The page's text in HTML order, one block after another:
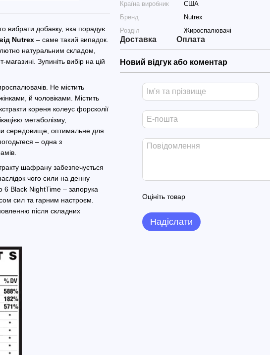
вибрати добавку, яка порадує
Nutrex – саме такий випадок.
натуральним складом,
Зупиніть вибір на цій
Не містить
й чоловіками. Містить
кореня колеус форсколії
метаболізму,
середовище, оптимальне для
– одна з
шафрану забезпечується
чого сили на денну
6 Black NightTime – запорука
сил та гарним настроєм.
після складних
Країна виробник
США
Бренд
Nutrex
Розділ
Жироспалювачі
Доставка Оплата
Новий відгук або коментар
Оцініть товар
Надіслати